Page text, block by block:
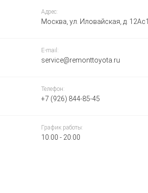
Адрес:
Москва, ул. Иловайская, д. 12Ас1
E-mail:
service@remonttoyota.ru
Телефон:
+7 (926) 844-85-45
График работы:
10:00 - 20:00